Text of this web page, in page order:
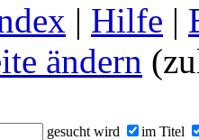
| Hilfe |
ändern
gesucht wird im Titel